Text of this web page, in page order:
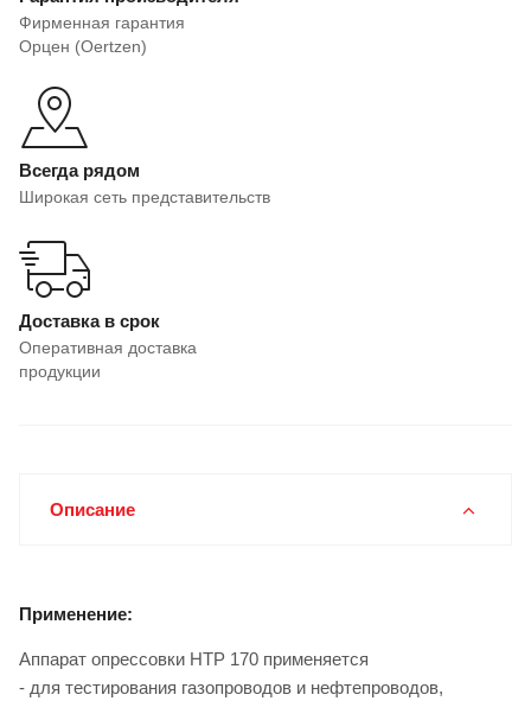
Фирменная гарантия
Орцен (Oertzen)
Всегда рядом
Широкая сеть представительств
Доставка в срок
Оперативная доставка
продукции
Описание
Применение:
Аппарат опрессовки НТР 170 применяется
- для тестирования газопроводов и нефтепроводов,